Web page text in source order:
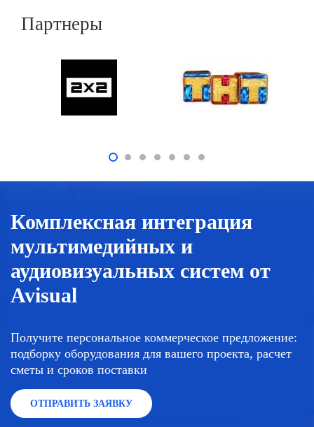
Партнеры
Комплексная интеграция
мультимедийных и
аудиовизуальных систем от
Avisual
Получите персональное коммерческое предложение:
подборку оборудования для вашего проекта, расчет
сметы и сроков поставки
ОТПРАВИТЬ ЗАЯВКУ